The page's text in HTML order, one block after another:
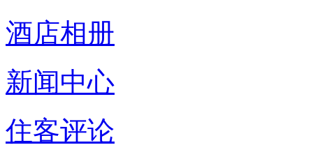
酒店相册
新闻中心
住客评论